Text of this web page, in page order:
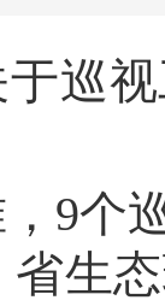
巡
9个
生